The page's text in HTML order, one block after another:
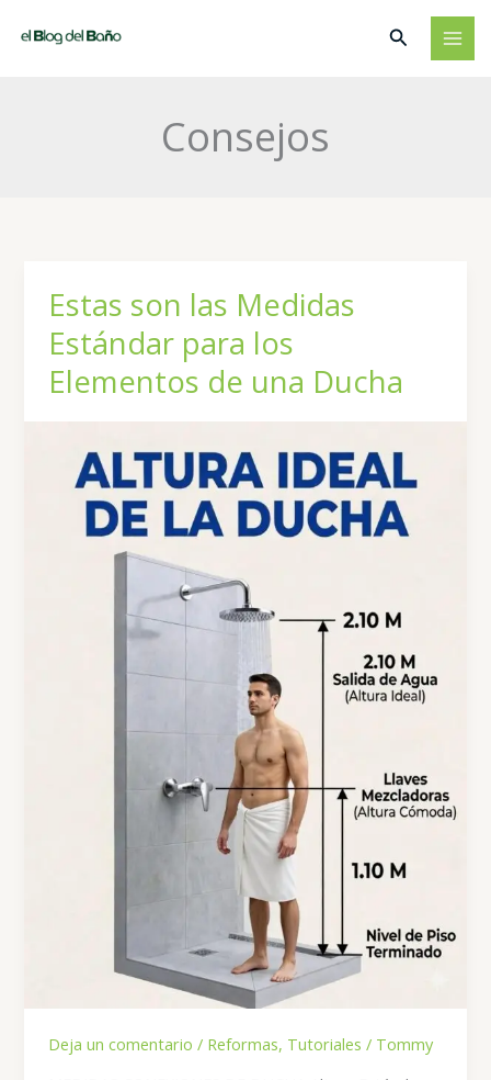
Buscar
Consejos
Estas son las Medidas
Estándar para los
Elementos de una Ducha
Deja un comentario / Reformas, Tutoriales / Tommy